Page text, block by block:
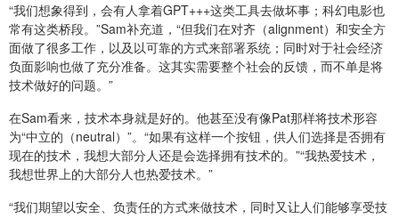
“我们想象得到，会有人拿着GPT+++这类工具去做坏事；科幻电影也
常有这类桥段。”Sam补充道，“但我们在对齐（alignment）和安全方
面做了很多工作，以及以可靠的方式来部署系统；同时对于社会经济
负面影响也做了充分准备。这其实需要整个社会的反馈，而不单是将
技术做好的问题。”
在Sam看来，技术本身就是好的。他甚至没有像Pat那样将技术形容
为“中立的（neutral）”。“如果有这样一个按钮，供人们选择是否拥有
现在的技术，我想大部分人还是会选择拥有技术的。”“我热爱技术，
我想世界上的大部分人也热爱技术。”
“我们期望以安全、负责任的方式来做技术，同时又让人们能够享受技